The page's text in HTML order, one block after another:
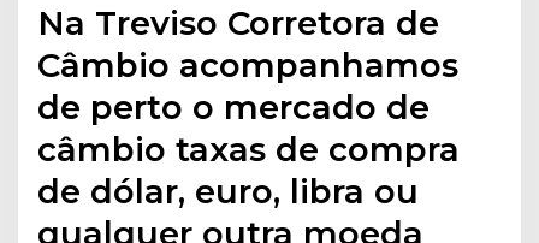
Na Treviso Corretora de
Câmbio acompanhamos
de perto o mercado de
câmbio taxas de compra
de dólar, euro, libra ou
qualquer outra moeda